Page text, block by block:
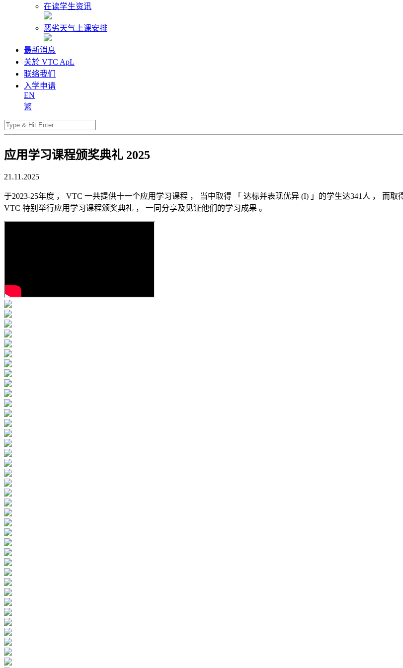
在读学生资讯
恶劣天气上课安排
最新消息
关於 VTC ApL
联络我们
入学申请
EN
繁
应用学习课程颁奖典礼 2025
21.11.2025
于2023-25年度 ， VTC 一共提供十一个应用学习课程 ， 当中取得 「​​ 达标并表现优异 (I) 」的学生达341人 ， 而
VTC 特别举行应用学习课程颁奖典礼 ， 一同分享及见证他们的学习成果 。